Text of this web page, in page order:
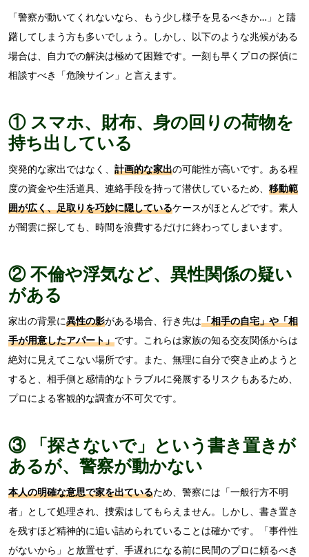
「警察が動いてくれないなら、もう少し様子を見るべきか…」と躊
躇してしまう方も多いでしょう。しかし、以下のような兆候がある
場合は、自力での解決は極めて困難です。一刻も早くプロの探偵に
相談すべき「危険サイン」と言えます。
① スマホ、財布、身の回りの荷物を
持ち出している
突発的な家出ではなく、 計画的な家出の可能性が高いです。ある程
度の資金や生活道具、連絡手段を持って潜伏しているため、 移動範
囲が広く、足取りを巧妙に隠しているケースがほとんどです。素人
が闇雲に探しても、時間を浪費するだけに終わってしまいます。
② 不倫や浮気など、異性関係の疑い
がある
家出の背景に異性の影がある場合、行き先は「相手の自宅」や「相
手が用意したアパート」です。これらは家族の知る交友関係からは
絶対に見えてこない場所です。また、無理に自分で突き止めようと
すると、相手側と感情的なトラブルに発展するリスクもあるため、
プロによる客観的な調査が不可欠です。
③ 「探さないで」という書き置きが
あるが、警察が動かない
本人の明確な意思で家を出ているため、警察には「一般行方不明
者」として処理され、捜索はしてもらえません。しかし、書き置き
を残すほど精神的に追い詰められていることは確かです。「事件性
がないから」と放置せず、手遅れになる前に民間のプロに頼るべき